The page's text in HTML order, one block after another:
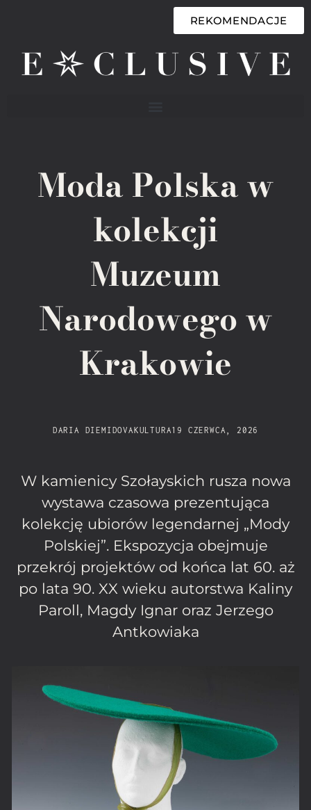
REKOMENDACJE
Moda Polska w
kolekcji
Muzeum
Narodowego w
Krakowie
DARIA DIEMIDOVA KULTURA19 CZERWCA, 2026
W kamienicy Szołayskich rusza nowa
wystawa czasowa prezentująca
kolekcję ubiorów legendarnej „Mody
Polskiej”. Ekspozycja obejmuje
przekrój projektów od końca lat 60. aż
po lata 90. XX wieku autorstwa Kaliny
Paroll, Magdy Ignar oraz Jerzego
Antkowiaka